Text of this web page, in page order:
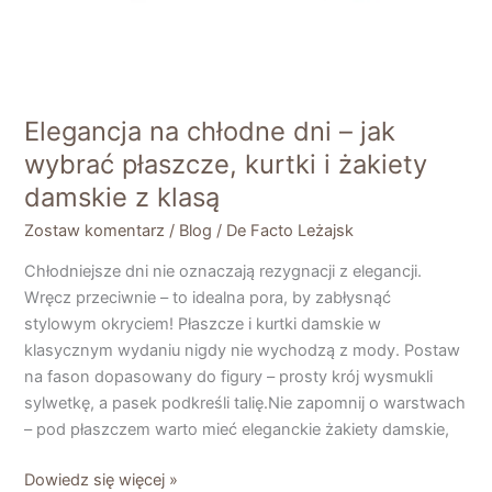
Elegancja na chłodne dni – jak
wybrać płaszcze, kurtki i żakiety
damskie z klasą
Zostaw komentarz / Blog / De Facto Leżajsk
Chłodniejsze dni nie oznaczają rezygnacji z elegancji.
Wręcz przeciwnie – to idealna pora, by zabłysnąć
stylowym okryciem! Płaszcze i kurtki damskie w
klasycznym wydaniu nigdy nie wychodzą z mody. Postaw
na fason dopasowany do figury – prosty krój wysmukli
sylwetkę, a pasek podkreśli talię.Nie zapomnij o warstwach
– pod płaszczem warto mieć eleganckie żakiety damskie,
Dowiedz się więcej »